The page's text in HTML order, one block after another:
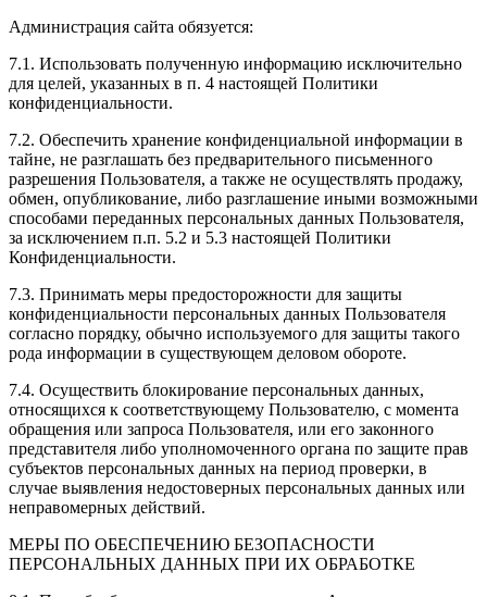
Администрация сайта обязуется:
7.1. Использовать полученную информацию исключительно
для целей, указанных в п. 4 настоящей Политики
конфиденциальности.
7.2. Обеспечить хранение конфиденциальной информации в
тайне, не разглашать без предварительного письменного
разрешения Пользователя, а также не осуществлять продажу,
обмен, опубликование, либо разглашение иными возможными
способами переданных персональных данных Пользователя,
за исключением п.п. 5.2 и 5.3 настоящей Политики
Конфиденциальности.
7.3. Принимать меры предосторожности для защиты
конфиденциальности персональных данных Пользователя
согласно порядку, обычно используемого для защиты такого
рода информации в существующем деловом обороте.
7.4. Осуществить блокирование персональных данных,
относящихся к соответствующему Пользователю, с момента
обращения или запроса Пользователя, или его законного
представителя либо уполномоченного органа по защите прав
субъектов персональных данных на период проверки, в
случае выявления недостоверных персональных данных или
неправомерных действий.
МЕРЫ ПО ОБЕСПЕЧЕНИЮ БЕЗОПАСНОСТИ
ПЕРСОНАЛЬНЫХ ДАННЫХ ПРИ ИХ ОБРАБОТКЕ